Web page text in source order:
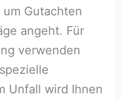
Gutachten
angeht. Für
verwenden
Unfall wird Ihnen